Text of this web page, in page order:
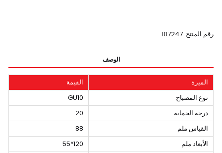
رقم المنتج: 107247
الوصف
الميزة
القيمة
نوع المصباح
GU10
درجة الحماية
20
القياس ملم
88
الأبعاد ملم
120*55